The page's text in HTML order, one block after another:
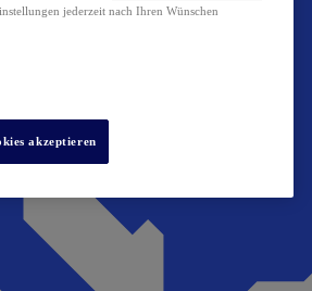
jederzeit nach Ihren Wünschen
akzeptieren